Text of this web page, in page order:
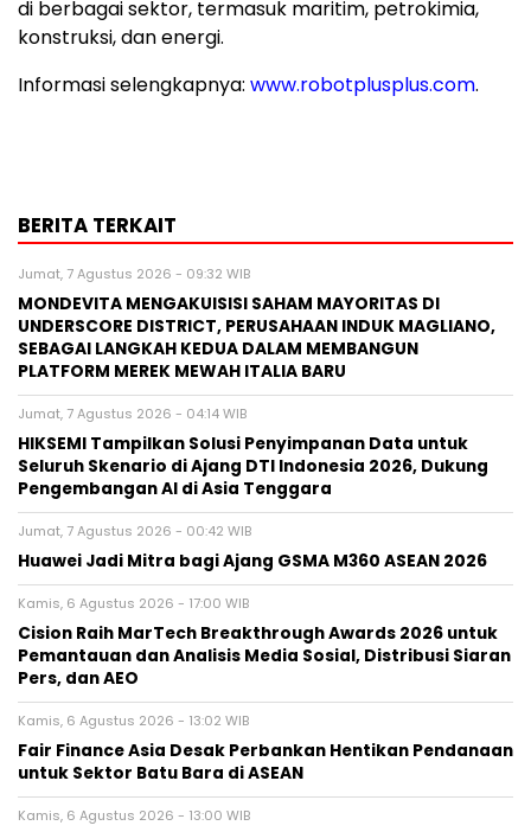
di berbagai sektor, termasuk maritim, petrokimia,
konstruksi, dan energi.
Informasi selengkapnya: www.robotplusplus.com.
BERITA TERKAIT
Jumat, 7 Agustus 2026 - 09:32 WIB
MONDEVITA MENGAKUISISI SAHAM MAYORITAS DI
UNDERSCORE DISTRICT, PERUSAHAAN INDUK MAGLIANO,
SEBAGAI LANGKAH KEDUA DALAM MEMBANGUN
PLATFORM MEREK MEWAH ITALIA BARU
Jumat, 7 Agustus 2026 - 04:14 WIB
HIKSEMI Tampilkan Solusi Penyimpanan Data untuk
Seluruh Skenario di Ajang DTI Indonesia 2026, Dukung
Pengembangan AI di Asia Tenggara
Jumat, 7 Agustus 2026 - 00:42 WIB
Huawei Jadi Mitra bagi Ajang GSMA M360 ASEAN 2026
Kamis, 6 Agustus 2026 - 17:00 WIB
Cision Raih MarTech Breakthrough Awards 2026 untuk
Pemantauan dan Analisis Media Sosial, Distribusi Siaran
Pers, dan AEO
Kamis, 6 Agustus 2026 - 13:02 WIB
Fair Finance Asia Desak Perbankan Hentikan Pendanaan
untuk Sektor Batu Bara di ASEAN
Kamis, 6 Agustus 2026 - 13:00 WIB